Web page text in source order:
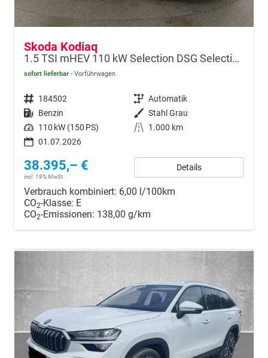
Skoda Kodiaq
1.5 TSI mHEV 110 kW Selection DSG Selection, AHK, Navi, Side, Kamera, Winter, 4 J.- Garantie
sofort lieferbar Vorführwagen
Fahrzeugnr. 184502 Getriebe Automatik
Kraftstoff Benzin Außenfarbe Stahl Grau
Leistung 110 kW (150 PS) Kilometerstand
1.000 km
01.07.2026
38.395,– €
incl. 19% MwSt.
Details
Verbrauch kombiniert: 6,00 l/100km
CO2-Klasse: E
CO2-Emissionen: 138,00 g/km